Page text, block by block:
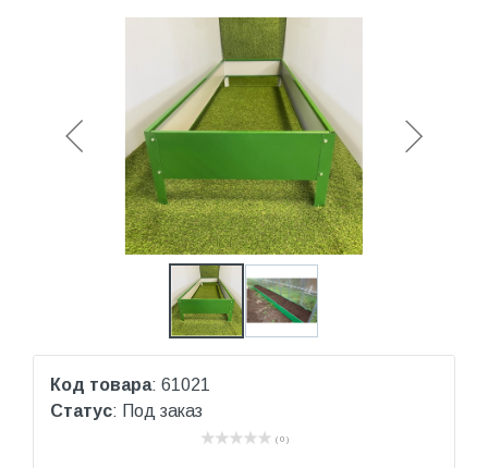
Код товара: 61021
Статус: Под заказ
( 0 )